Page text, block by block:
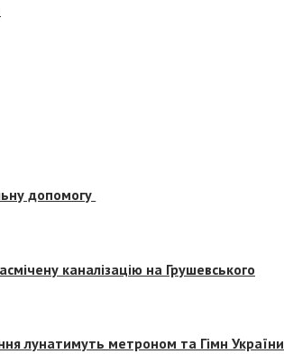
допомогу
каналізацію на Грушевського
лунатимуть метроном та Гімн України